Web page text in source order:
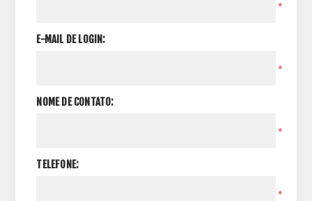
*
E-MAIL DE LOGIN:
*
NOME DE CONTATO:
*
TELEFONE:
*